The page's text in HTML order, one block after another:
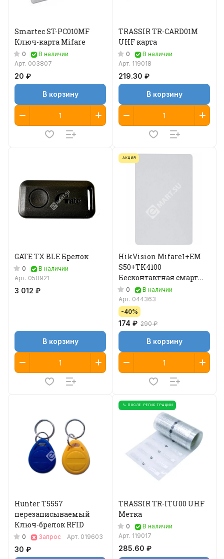
Smartec ST-PC010MF
Ключ-карта Mifare
0
В наличии
Арт. 003807
20 ₽
В корзину
TRASSIR TR-CARD01M
UHF карта
0
В наличии
Арт. 119018
219.30 ₽
В корзину
GATE TX BLE Брелок
0
В наличии
Арт. 050921
3 012 ₽
В корзину
АКЦИЯ
HikVision Mifare1+EM
S50+TK4100
Бесконтактная смарт
карта
0
В наличии
Арт. 044363
-40%
174 ₽ 290 ₽
В корзину
Hunter T5557
перезаписываемый
Ключ-брелок RFID
0 Запрос Арт. 019603
30 ₽
% ПОСЛЕ РЕГИСТРАЦИИ
TRASSIR TR-ITU00 UHF
Метка
0
В наличии
Арт. 119017
285.60 ₽